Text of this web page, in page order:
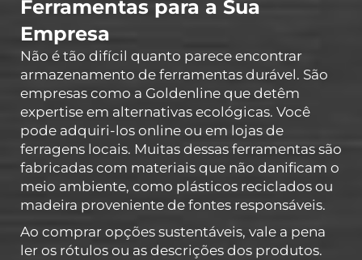
Ferramentas para a Sua
Empresa
Não é tão difícil quanto parece encontrar
armazenamento de ferramentas durável. São
empresas como a Goldenline que detêm
expertise em alternativas ecológicas. Você
pode adquiri-los online ou em lojas de
ferragens locais. Muitas dessas ferramentas são
fabricadas com materiais que não danificam o
meio ambiente, como plásticos reciclados ou
madeira proveniente de fontes responsáveis.
Ao comprar opções sustentáveis, vale a pena
ler os rótulos ou as descrições dos produtos.